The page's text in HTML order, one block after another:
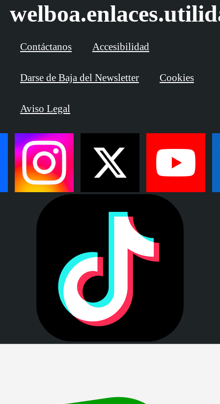
Contáctanos Accesibilidad
Darse de Baja del Newsletter Cookies
Aviso Legal